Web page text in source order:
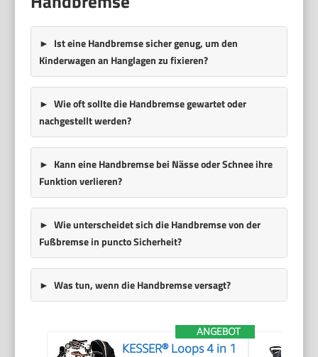
Ist eine Handbremse sicher genug, um den
Kinderwagen an Hanglagen zu fixieren?
Wie oft sollte die Handbremse gewartet oder
nachgestellt werden?
Kann eine Handbremse bei Nässe oder Schnee ihre
Funktion verlieren?
Wie unterscheidet sich die Handbremse von der
Fußbremse in puncto Sicherheit?
Was tun, wenn die Handbremse versagt?
ANGEBOT
KESSER® Loops 4 in 1